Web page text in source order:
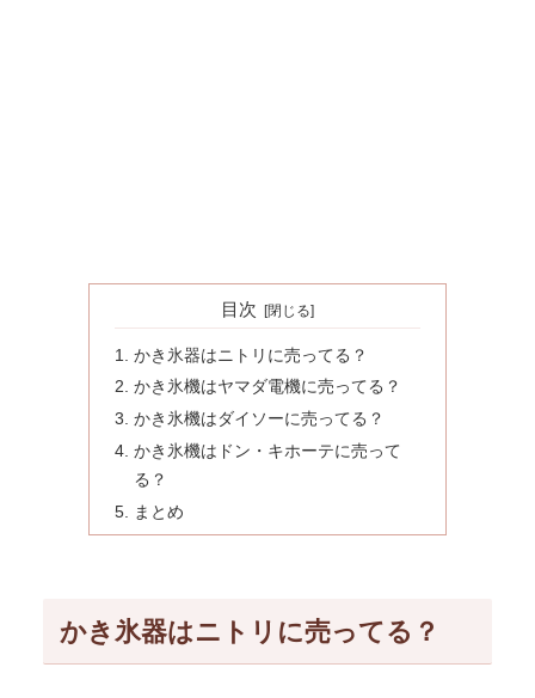
目次
かき氷器はニトリに売ってる？
かき氷機はヤマダ電機に売ってる？
かき氷機はダイソーに売ってる？
かき氷機はドン・キホーテに売って
る？
まとめ
かき氷器はニトリに売ってる？